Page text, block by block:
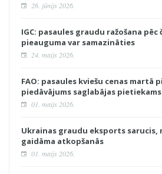
26. jūnijs 2026.
IGC: pasaules graudu ražošana
pieauguma var samazināties
24. maijs 2026.
FAO: pasaules kviešu cenas martā
piedāvājums saglabājas pietiekams
01. maijs 2026.
Ukrainas graudu eksports sarucis,
gaidāma atkopšanās
01. maijs 2026.